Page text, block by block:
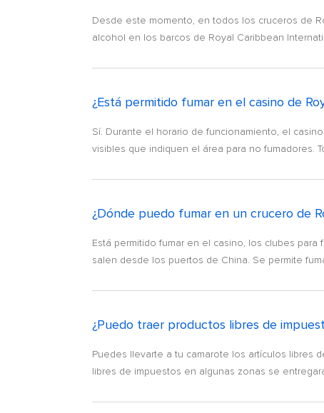
Desde este momento, en todos los cruceros de
alcohol en los barcos de Royal Caribbean
¿Está permitido fumar en el casino de
Sí. Durante el horario de funcionamiento, el
visibles que indiquen el área para no fumadores.
¿Dónde puedo fumar en un crucero de
Está permitido fumar en el casino, los clubes
salen desde los puertos de China. Se permite
¿Puedo traer productos libres de
Puedes llevarte a tu camarote los artículos libres
libres de impuestos en algunas zonas se